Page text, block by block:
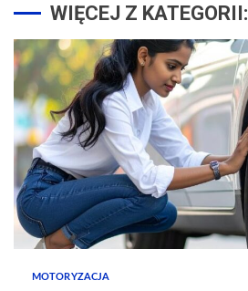
WIĘCEJ Z KATEGORII:
MOTORYZACJA